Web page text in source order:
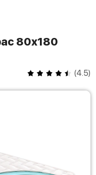
(4.5)